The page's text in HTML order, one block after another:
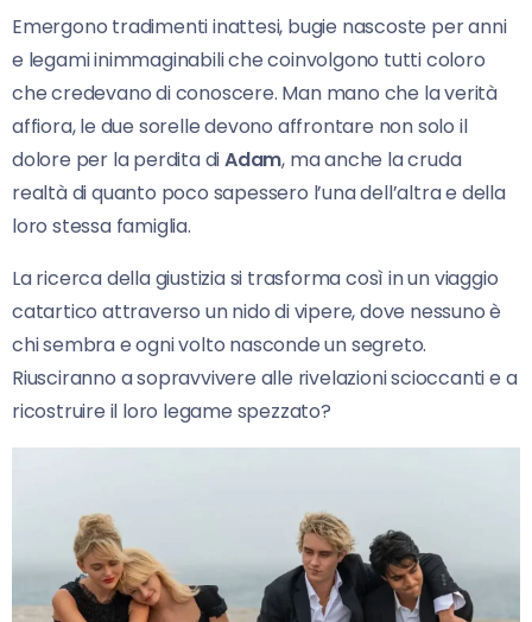
Emergono tradimenti inattesi, bugie nascoste per anni
e legami inimmaginabili che coinvolgono tutti coloro
che credevano di conoscere. Man mano che la verità
affiora, le due sorelle devono affrontare non solo il
dolore per la perdita diAdam, ma anche la cruda
realtà di quanto poco sapessero l’una dell’altra e della
loro stessa famiglia.
La ricerca della giustizia si trasforma così in un viaggio
catartico attraverso un nido di vipere, dove nessuno è
chi sembra e ogni volto nasconde un segreto.
Riusciranno a sopravvivere alle rivelazioni scioccanti e a
ricostruire il loro legame spezzato?